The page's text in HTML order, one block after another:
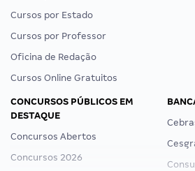
Cursos por Estado
Cursos por Professor
Oficina de Redação
Cursos Online Gratuitos
CONCURSOS PÚBLICOS EM
DESTAQUE
Concursos Abertos
Concursos 2026